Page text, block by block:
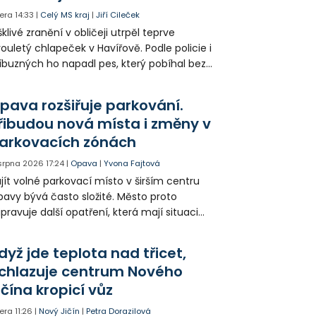
14:33 | Celý MS kraj |Jiří Cileček
zranění v obličeji utrpěl teprve
chlapeček v Havířově. Podle policie i
ho napadl pes, který pobíhal bez
psa hledá.
rozšiřuje parkování.
nová místa i změny v
zónách
2026 17:24 | Opava |Yvona Fajtová
volné parkovací místo v širším centru
bývá často složité. Město proto
další opatření, která mají situaci
řidiče v parkovacích zónách.
jde teplota nad třicet,
centrum Nového
kropicí vůz
11:26 |Nový Jičín |Petra Dorazilová